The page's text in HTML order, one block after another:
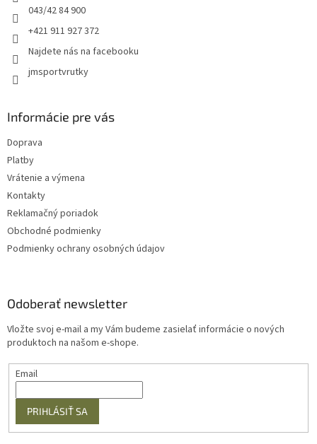
043/42 84 900
+421 911 927 372
Najdete nás na facebooku
jmsportvrutky
Informácie pre vás
Doprava
Platby
Vrátenie a výmena
Kontakty
Reklamačný poriadok
Obchodné podmienky
Podmienky ochrany osobných údajov
Odoberať newsletter
Vložte svoj e-mail a my Vám budeme zasielať informácie o nových
produktoch na našom e-shope.
Email
PRIHLÁSIŤ SA